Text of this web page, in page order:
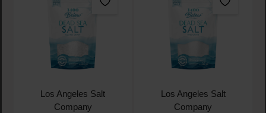
Los Angeles Salt
Company
Los Angeles Salt
Company